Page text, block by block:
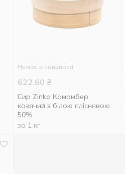
Немає в наявності
622.60 ₴
Сир Zinka Камамбер
козячий з білою пліснявою
50%
за 1 кг